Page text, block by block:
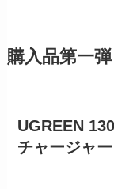
購入品第一弾
UGREEN
チャージャ